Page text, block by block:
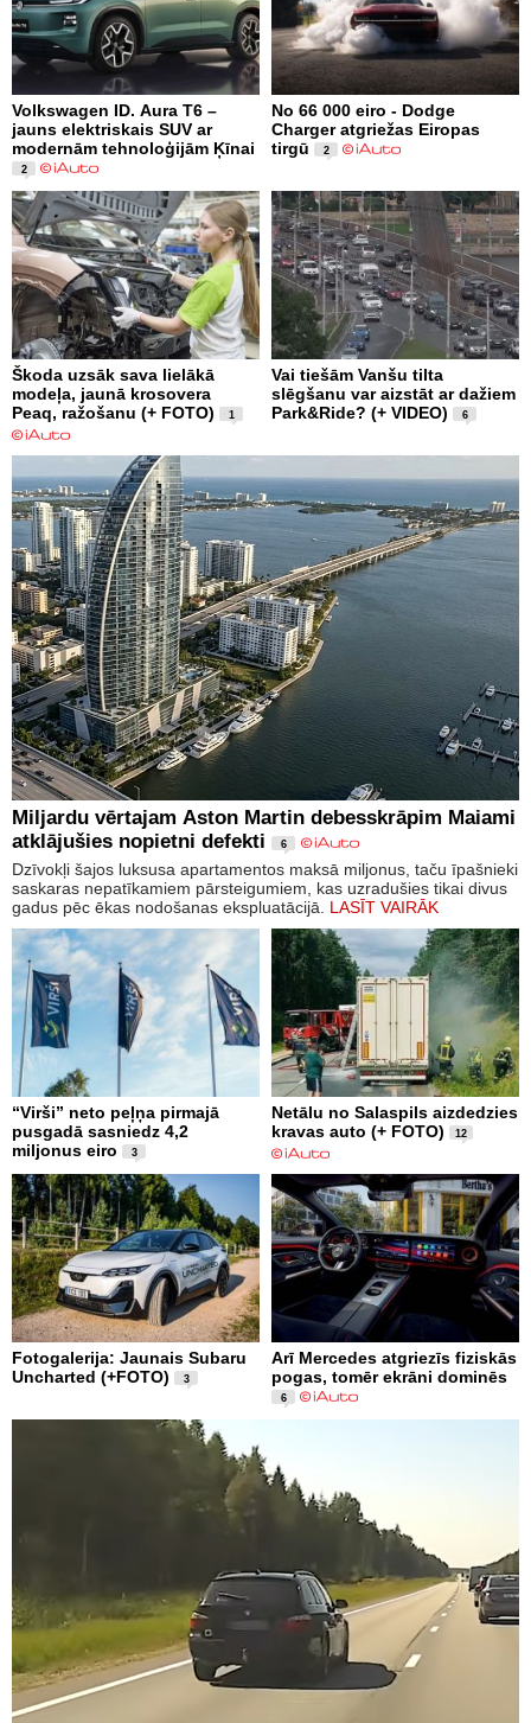
Volkswagen ID. Aura T6 –
jauns elektriskais SUV ar
modernām tehnoloģijām Ķīnai
2
No 66 000 eiro - Dodge
Charger atgriežas Eiropas
tirgū
2
Škoda uzsāk sava lielākā
modeļa, jaunā krosovera
Peaq, ražošanu (+ FOTO)
1
Vai tiešām Vanšu tilta
slēgšanu var aizstāt ar dažiem
Park&Ride? (+ VIDEO)
6
Miljardu vērtajam Aston Martin debesskrāpim Maiami
atklājušies nopietni defekti
6
Dzīvokļi šajos luksusa apartamentos maksā miljonus, taču īpašnieki
saskaras nepatīkamiem pārsteigumiem, kas uzradušies tikai divus
gadus pēc ēkas nodošanas ekspluatācijā. LASĪT VAIRĀK
“Virši” neto peļņa pirmajā
pusgadā sasniedz 4,2
miljonus eiro
3
Netālu no Salaspils aizdedzies
kravas auto (+ FOTO)
12
Fotogalerija: Jaunais Subaru
Uncharted (+FOTO)
3
Arī Mercedes atgriezīs fiziskās
pogas, tomēr ekrāni dominēs
6